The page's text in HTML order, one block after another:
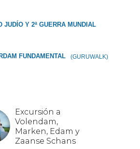
JUDÍO Y 2ª GUERRA MUNDIAL
FUNDAMENTAL (GURUWALK)